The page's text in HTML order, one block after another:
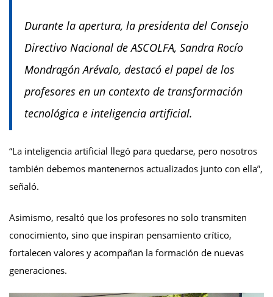
Durante la apertura, la presidenta del Consejo
Directivo Nacional de ASCOLFA, Sandra Rocío
Mondragón Arévalo, destacó el papel de los
profesores en un contexto de transformación
tecnológica e inteligencia artificial.
“La inteligencia artificial llegó para quedarse, pero nosotros
también debemos mantenernos actualizados junto con ella”,
señaló.
Asimismo, resaltó que los profesores no solo transmiten
conocimiento, sino que inspiran pensamiento crítico,
fortalecen valores y acompañan la formación de nuevas
generaciones.